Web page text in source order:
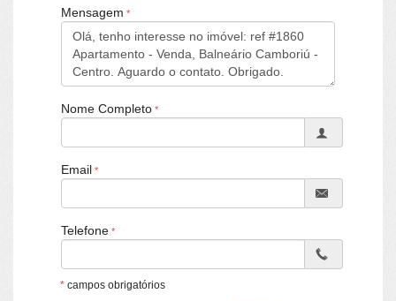
Características do Empreendimento
Sala de Jogos
Salão de Festas
Espaço Gourmet
Espaço Fitness
Playground
Entrada para Banhistas
Mensagem
Nome Completo
Email
Telefone
* campos obrigatórios